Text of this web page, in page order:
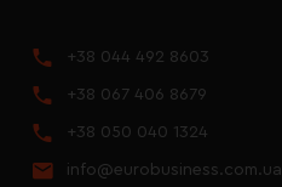
+38 044 492 8603
+38 067 406 8679
+38 050 040 1324
info@eurobusiness.com.ua